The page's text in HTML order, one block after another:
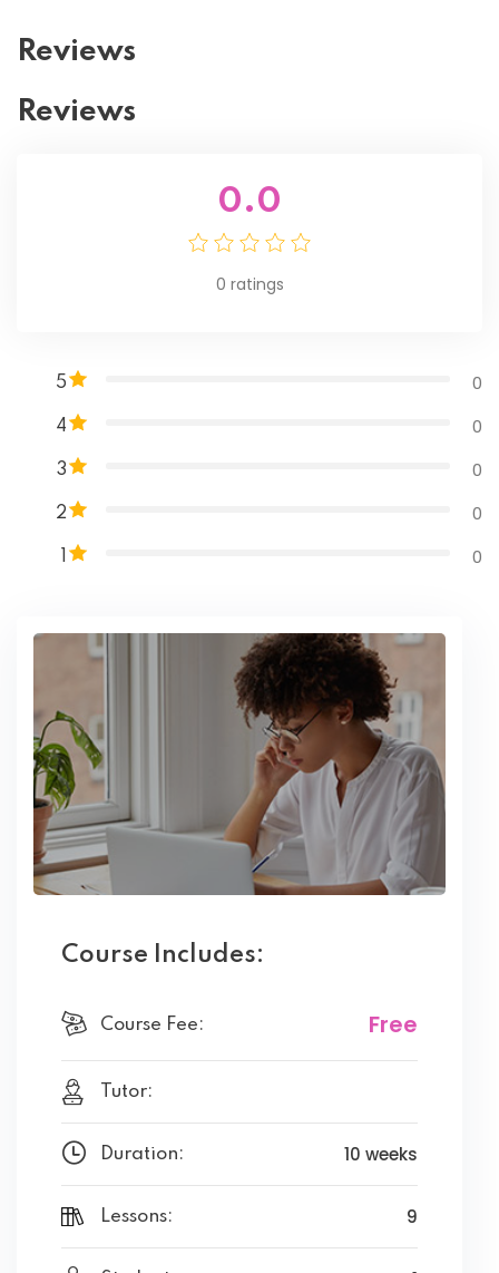
Reviews
Reviews
0.0
0 ratings
5 0
4 0
3 0
2 0
0
Course Includes:
Course Fee: Free
Tutor:
Duration: 10 weeks
Lessons: 9